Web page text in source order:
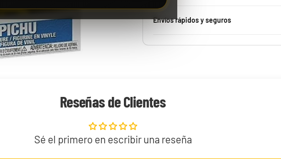
Desde1229,99 €
¡Última unidad!
Case 10 ETB
Envíos rápidos y seguros
Reseñas de Clientes
Sé el primero en escribir una reseña